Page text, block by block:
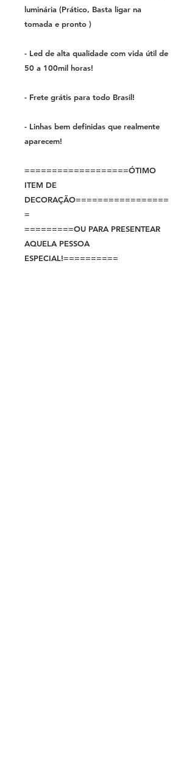
luminária (Prático, Basta ligar na
tomada e pronto )
- Led de alta qualidade com vida útil de
50 a 100mil horas!
- Frete grátis para todo Brasil!
- Linhas bem definidas que realmente
aparecem!
===================ÓTIMO
ITEM DE
DECORAÇÃO=================
=
=========OU PARA PRESENTEAR
AQUELA PESSOA
ESPECIAL!==========